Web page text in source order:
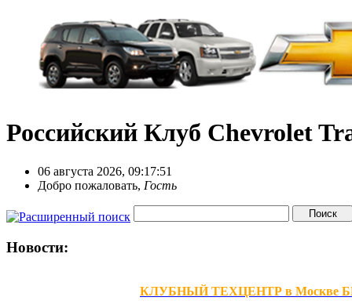
Российский Клуб Chevrolet
06 августа 2026, 09:17:51
Добро пожаловать, Гость
Новости:
КЛУБНЫЙ ТЕХЦЕНТР в Москве